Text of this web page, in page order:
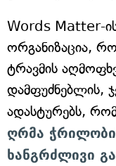
Words Matter-
ორგანიზაცია,
ტრავმის
დამფუძნებლის,
ადასტურებს,
ღრმა
ხანგრძლივი